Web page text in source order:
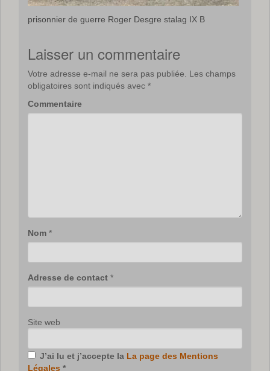
prisonnier de guerre Roger Desgre stalag IX B
Laisser un commentaire
Votre adresse e-mail ne sera pas publiée.
Les champs
obligatoires sont indiqués avec *
Commentaire
Nom *
Adresse de contact *
Site web
J’ai lu et j’accepte la La page des Mentions
Légales *